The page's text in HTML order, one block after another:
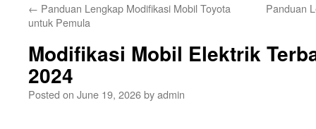
← Panduan Lengkap Modifikasi Mobil Toyota
untuk Pemula
Panduan
Modifikasi Mobil Elektrik
2024
Posted on June 19, 2026byadmin